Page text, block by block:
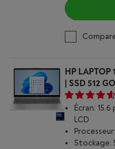
HP LAPTOP
| SSD 512 GO
Écran: 15.6
LCD
Stockage: